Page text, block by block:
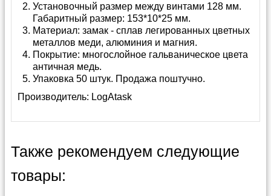
Установочный размер между винтами 128 мм.
Габаритный размер: 153*10*25 мм.
Материал: замак - сплав легированных цветных
металлов меди, алюминия и магния.
Покрытие: многослойное гальваническое цвета
античная медь.
Упаковка 50 штук. Продажа поштучно.
Производитель: LogAtask
Также рекомендуем следующие
товары: